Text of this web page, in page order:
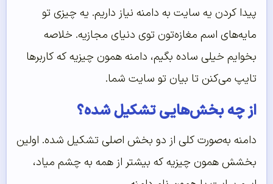
پیدا کردن یه سایت به دامنه نیاز داریم. یه چیزی تو
مایه‌های اسم مغازه‌تون توی دنیای مجازیه. خلاصه
بخوایم خیلی ساده بگیم، دامنه همون چیزیه که کاربرها
تایپ می‌کنن تا بیان تو سایت شما.
از چه بخش‌هایی تشکیل شده؟
دامنه به‌صورت کلی از دو بخش اصلی تشکیل شده. اولین
بخشش همون چیزیه که بیشتر از همه به چشم میاد،